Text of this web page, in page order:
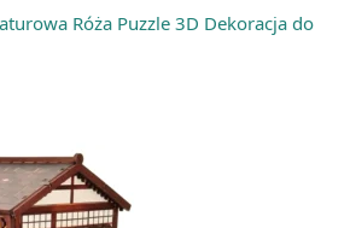
Róża Puzzle 3D Dekoracja do